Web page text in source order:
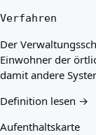
Verfahren
Der
Einwohner der
damit andere
Definition lesen →
Aufenthaltskarte